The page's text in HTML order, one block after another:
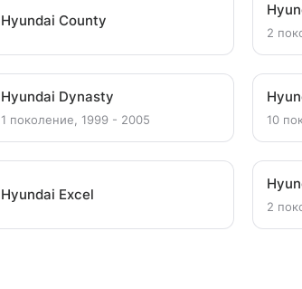
Hyundai County
2
Hyundai Dynasty
1 поколение, 1999 - 2005 10
Hyundai Excel
2